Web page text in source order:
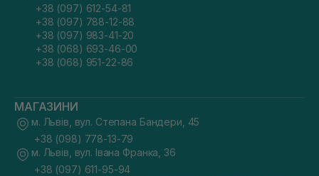
+38 (097) 612-54-81
+38 (097) 788-12-88
+38 (097) 983-41-20
+38 (068) 693-46-00
+38 (068) 951-22-86
МАГАЗИНИ
м. Львів, вул. Степана Бандери, 45
+38 (098) 778-13-79
м. Львів, вул. Івана Франка, 36
+38 (097) 611-95-94